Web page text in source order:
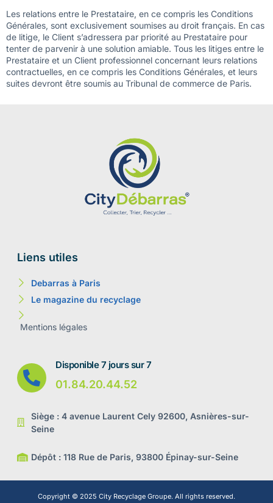
Les relations entre le Prestataire, en ce compris les Conditions
Générales, sont exclusivement soumises au droit français. En cas
de litige, le Client s’adressera par priorité au Prestataire pour
tenter de parvenir à une solution amiable. Tous les litiges entre le
Prestataire et un Client professionnel concernant leurs relations
contractuelles, en ce compris les Conditions Générales, et leurs
suites devront être soumis au Tribunal de commerce de Paris.
Liens utiles
Debarras à Paris
Le magazine du recyclage
Mentions légales
Disponible 7 jours sur 7
01.84.20.44.52
Siège : 4 avenue Laurent Cely 92600, Asnières-sur-
Seine
Dépôt : 118 Rue de Paris, 93800 Épinay-sur-Seine
Copyright © 2025 City Recyclage Groupe. All rights reserved.